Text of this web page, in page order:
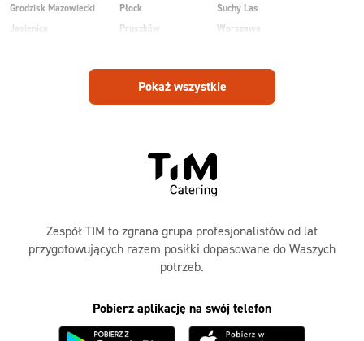
Grodzisk Mazowiecki
Jasienica
Płock
Pruszków
Radom
Ruda
Suchy Las
Warszawa
Wesoła
Zalesie
Pokaż wszystkie
Zespół TIM to zgrana grupa profesjonalistów od lat
przygotowujących razem posiłki dopasowane do Waszych
potrzeb.
Pobierz aplikację na swój telefon